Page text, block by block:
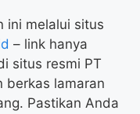
ini melalui situs
– link hanya
situs resmi PT
berkas lamaran
Pastikan Anda